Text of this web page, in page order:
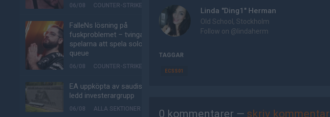
06/08 COUNTER-STRIKE
FalleNs lösning på
fuskproblemet – tvinga
spelarna att spela solo-
queue
06/08 COUNTER-STRIKE
EA uppköpta av saudisk-
ledd investerargrupp
06/08 ALLA SEKTIONER
Linda "Ding1" Herman
Old School, Stockholm
Follow on @lindaherm
TAGGAR
ECSS01
0 kommentarer — skriv kommentar